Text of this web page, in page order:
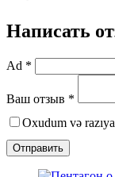
Написать
Ad *
Ваш отзыв *
Oxudum və
Отправить